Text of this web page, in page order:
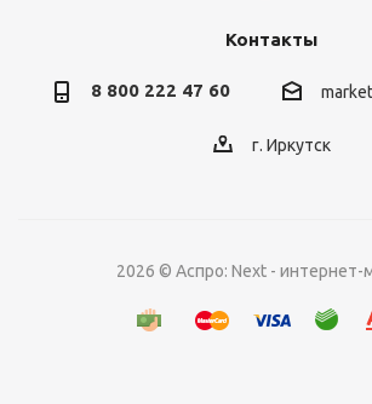
Контакты
8 800 222 47 60
г. Иркутск
2026 © Аспро: Next - интернет-